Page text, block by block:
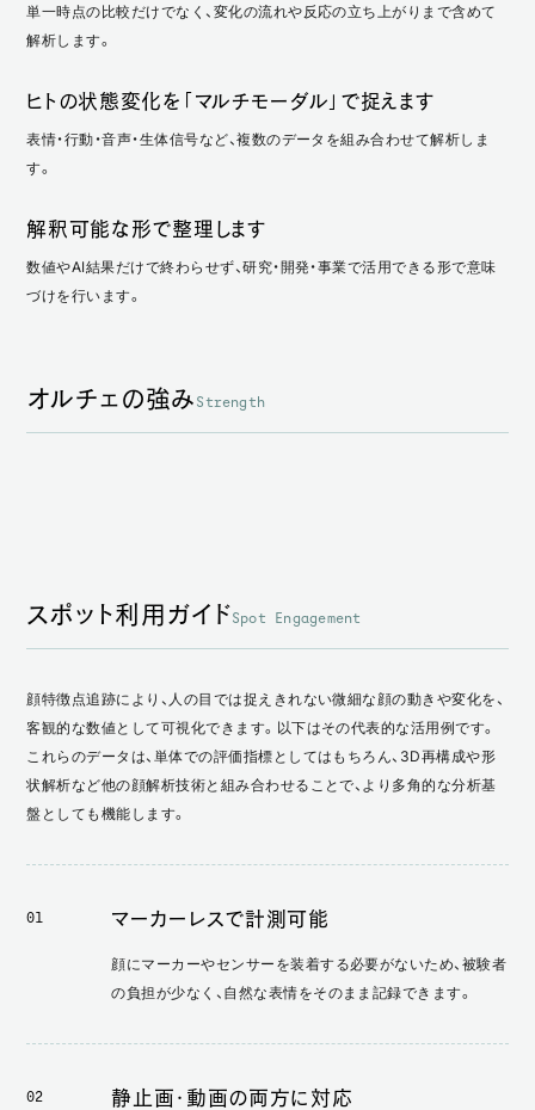
単一時点の比較だけでなく、変化の流れや反応の立ち上がりまで含めて
解析します。
ヒトの状態変化を「マルチモーダル」で捉えます
表情・行動・音声・生体信号など、複数のデータを組み合わせて解析しま
す。
解釈可能な形で整理します
数値やAI結果だけで終わらせず、研究・開発・事業で活用できる形で意味
づけを行います。
オルチェの強み Strength
スポット利用ガイドSpot Engagement
顔特徴点追跡により、人の目では捉えきれない微細な顔の動きや変化を、
客観的な数値として可視化できます。以下はその代表的な活用例です。
これらのデータは、単体での評価指標としてはもちろん、3D再構成や形
状解析など他の顔解析技術と組み合わせることで、より多角的な分析基
盤としても機能します。
01 マーカーレスで計測可能
顔にマーカーやセンサーを装着する必要がないため、被験者
の負担が少なく、自然な表情をそのまま記録できます。
02 静止画・動画の両方に対応